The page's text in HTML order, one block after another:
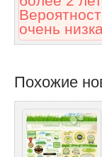
очень
Похожие